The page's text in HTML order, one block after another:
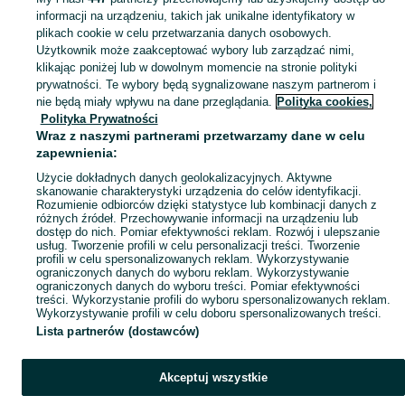
KATEGORIA
Skorzystaj z największego serwisu ogłoszeniowego - Dąbrowa i okolice! Kupuj to, czego pragniesz i sprzedawaj to, czego już nie potrzebujesz! Zobacz
Mapa kategorii
Mapa miejscowości
Mapa ministron
Popularne wyszukiwania
informacji na urządzeniu, takich jak unikalne identyfikatory w
plikach cookie w celu przetwarzania danych osobowych.
Użytkownik może zaakceptować wybory lub zarządzać nimi,
klikając poniżej lub w dowolnym momencie na stronie polityki
prywatności. Te wybory będą sygnalizowane naszym partnerom i
nie będą miały wpływu na dane przeglądania. Polityka cookies,
Polityka Prywatności
Wraz z naszymi partnerami przetwarzamy dane w celu
zapewnienia:
Użycie dokładnych danych geolokalizacyjnych. Aktywne
skanowanie charakterystyki urządzenia do celów identyfikacji.
Rozumienie odbiorców dzięki statystyce lub kombinacji danych z
różnych źródeł. Przechowywanie informacji na urządzeniu lub
dostęp do nich. Pomiar efektywności reklam. Rozwój i ulepszanie
usług. Tworzenie profili w celu personalizacji treści. Tworzenie
profili w celu spersonalizowanych reklam. Wykorzystywanie
ograniczonych danych do wyboru reklam. Wykorzystywanie
ograniczonych danych do wyboru treści. Pomiar efektywności
treści. Wykorzystanie profili do wyboru spersonalizowanych reklam.
Wykorzystywanie profili w celu doboru spersonalizowanych treści.
Lista partnerów (dostawców)
Akceptuj wszystkie